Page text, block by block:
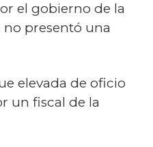
el gobierno de la
presentó una
elevada de oficio
un fiscal de la